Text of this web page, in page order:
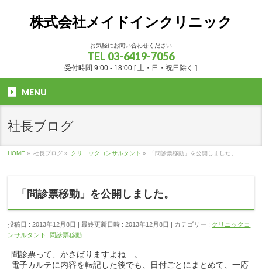
株式会社メイドインクリニック
お気軽にお問い合わせください
TEL 03-6419-7056
受付時間 9:00 - 18:00 [ 土・日・祝日除く ]
MENU
社長ブログ
HOME » 社長ブログ » クリニックコンサルタント » 「問診票移動」を公開しました。
「問診票移動」を公開しました。
投稿日 : 2013年12月8日 最終更新日時 : 2013年12月8日 カテゴリー : クリニックコ
ンサルタント
問診票移動
問診票って、かさばりますよね…。
電子カルテに内容を転記した後でも、日付ごとにまとめて、一応